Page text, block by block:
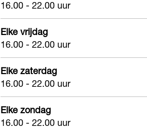
i
h
i
m
m
n
e
i
m
16.00 - 22.00 uur
Elke vrijdag
16.00 - 22.00 uur
Elke zaterdag
16.00 - 22.00 uur
Elke zondag
16.00 - 22.00 uur